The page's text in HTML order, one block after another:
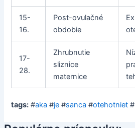
15-
16.
Post-ovulačné
obdobie
17-
28.
Zhrubnutie
sliznice
maternice
tags: #aka #je #sanca #otehotniet #